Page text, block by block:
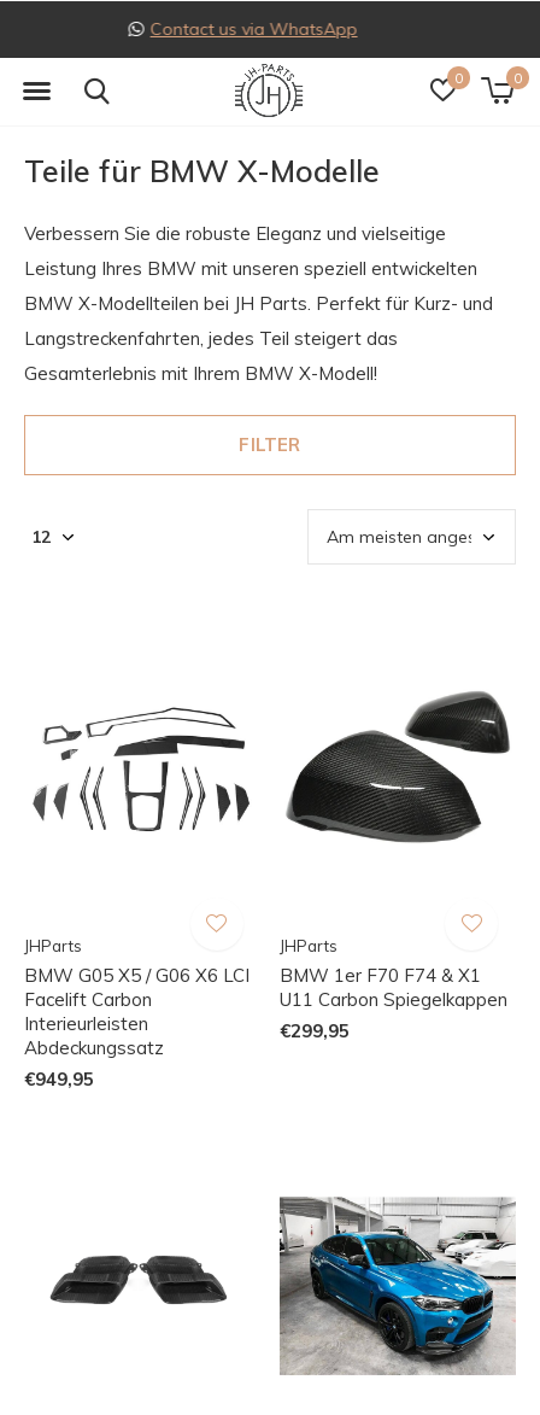
0 0
Follow us on Instagram
Teile für BMW X-Modelle
Verbessern Sie die robuste Eleganz und vielseitige
Leistung Ihres BMW mit unseren speziell entwickelten
BMW X-Modellteilen bei JH Parts. Perfekt für Kurz- und
Langstreckenfahrten, jedes Teil steigert das
Gesamterlebnis mit Ihrem BMW X-Modell!
FILTER
JHParts
BMW G05 X5 / G06 X6 LCI
Facelift Carbon
Interieurleisten
Abdeckungssatz
€949,95
JHParts
BMW 1er F70 F74 & X1
U11 Carbon Spiegelkappen
€299,95